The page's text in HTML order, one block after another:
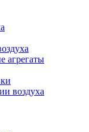
агрегаты
воздуха